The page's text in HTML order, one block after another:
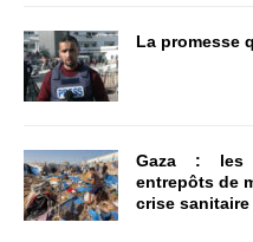
La promesse
Gaza : les
entrepôts de
crise